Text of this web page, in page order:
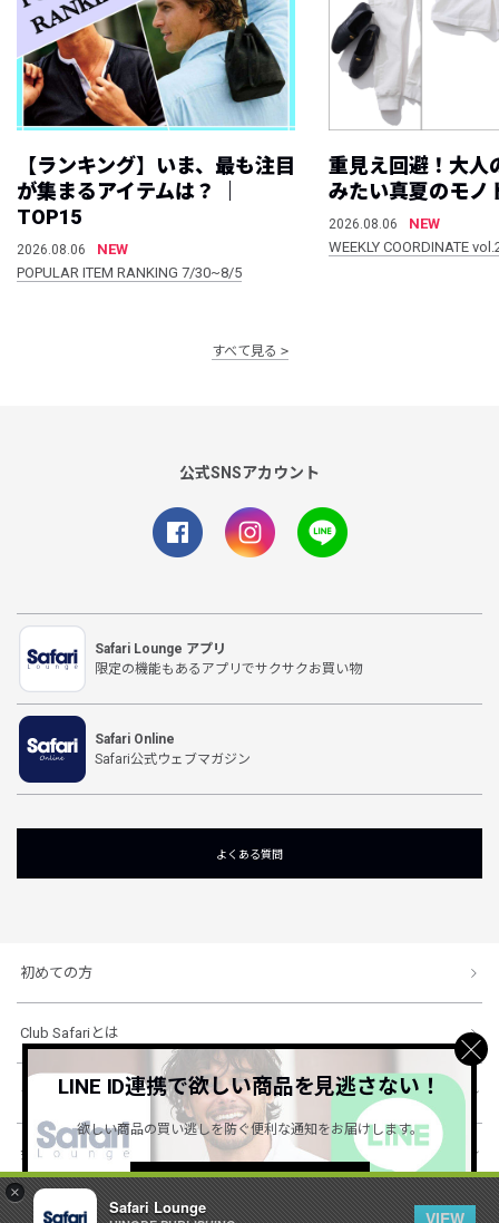
×
Safari Lounge
VIEW
【ランキング】いま、最も注目
が集まるアイテムは？ ｜
TOP15
2026.08.06
NEW
POPULAR ITEM RANKING 7/30~8/5
重見え回避！大人
みたい真夏のモノ
2026.08.06
NEW
WEEKLY COORDINATE
すべて見る
公式SNSアカウント
Safari Lounge アプリ
限定の機能もあるアプリでサクサクお買い物
Safari Online
Safari公式ウェブマガジン
よくある質問
初めての方
Club Safariとは
ショッピングガイド
会社概要・規約
LINE ID連携で欲しい商品を見逃さない！
欲しい商品の買い逃しを防ぐ便利な通知をお届けします。
詳しくはこちら ＞